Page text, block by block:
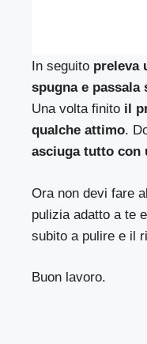
In seguito preleva
spugna e
Una volta finito il
qualche attimo.
asciuga tutto con
Ora non devi fare
pulizia adatto a te
subito a pulire e il
Buon lavoro.